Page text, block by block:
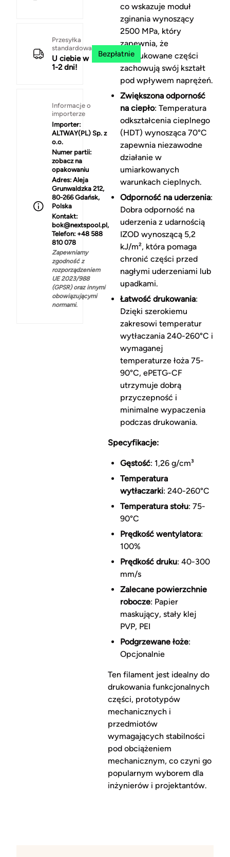
Przesyłka
standardowa
U ciebie w
1-2 dni!
Bezpłatnie
Informacje o
importerze
Importer:
ALTWAY(PL) Sp. z
o.o.
Numer partii:
zobacz na
opakowaniu
Adres: Aleja
Grunwaldzka 212,
80-266 Gdańsk,
Polska
Kontakt:
bok@nextspool.pl,
Telefon: +48 588
810 078
Zapewniamy
zgodność z
rozporządzeniem
UE 2023/988
(GPSR) oraz innymi
obowiązującymi
normami.
co wskazuje moduł
zginania wynoszący
2500 MPa, który
zapewnia, że
wydrukowane części
zachowują swój kształt
pod wpływem naprężeń.
Zwiększona odporność
na ciepło: Temperatura
odkształcenia cieplnego
(HDT) wynosząca 70°C
zapewnia niezawodne
działanie w
umiarkowanych
warunkach cieplnych.
Odporność na uderzenia:
Dobra odporność na
uderzenia z udarnością
IZOD wynoszącą 5,2
kJ/m², która pomaga
chronić części przed
nagłymi uderzeniami lub
upadkami.
Łatwość drukowania:
Dzięki szerokiemu
zakresowi temperatur
wytłaczania 240-260°C i
wymaganej
temperaturze łoża 75-
90°C, ePETG-CF
utrzymuje dobrą
przyczepność i
minimalne wypaczenia
podczas drukowania.
Specyfikacje:
Gęstość: 1,26 g/cm³
Temperatura
wytłaczarki: 240-260°C
Temperatura stołu: 75-
90°C
Prędkość wentylatora:
100%
Prędkość druku: 40-300
mm/s
Zalecane powierzchnie
robocze: Papier
maskujący, stały klej
PVP, PEI
Podgrzewane łoże:
Opcjonalnie
Ten filament jest idealny do
drukowania funkcjonalnych
części, prototypów
mechanicznych i
przedmiotów
wymagających stabilności
pod obciążeniem
mechanicznym, co czyni go
popularnym wyborem dla
inżynierów i projektantów.